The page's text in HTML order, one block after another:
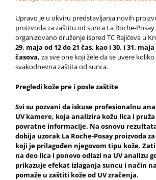
Upravo je u okviru predstavljanja novih
proizvoda za zaštitu od sunca La Roche-
organizovano druženje ispred TC Rajićeva u
29. maja od 12 do 21 čas, kao i 30. i 31. maja
časova, za sve one koji žele da se uvere
svakodnevna zaštita od sunca.
Pregledi kože pre i posle zaštite
Svi su pozvani da iskuse profesionalnu
UV kamere, koja analizira kožu lica i
povratne informacije. Na osnovu
dobija uzorak La Roche-Posay proizvoda
koji je prilagođen njegovom tipu kože.
na deo lica i ponovo odlazi na UV analizu
prikazuje efekat izlaganja suncu i način
pomaže u zaštiti kože od UV zračenja.